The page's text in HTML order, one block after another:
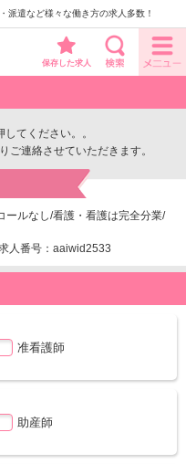
派遣など様々な働き方の求人多数！
保存した求人
てください。。
ご連絡させていただきます。
ールなし/看護・看護は完全分業/
人番号：aaiwid2533
准看護師
助産師